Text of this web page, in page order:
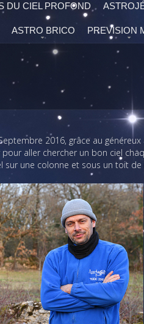
DU CIEL PROFOND
ASTRO BRICO PREVISION
2016, grâce au généreux
aller chercher un bon ciel
une colonne et sous un toit